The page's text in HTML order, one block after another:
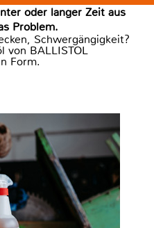
oder langer Zeit aus
Problem.
Schwergängigkeit?
von BALLISTOL
Form.